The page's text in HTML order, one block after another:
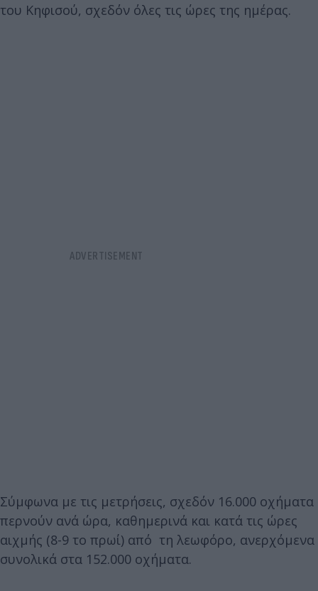
του Κηφισού, σχεδόν όλες τις ώρες της ημέρας.
Σύμφωνα με τις μετρήσεις, σχεδόν 16.000 οχήματα
περνούν ανά ώρα, καθημερινά και κατά τις ώρες
αιχμής (8-9 το πρωί) από τη λεωφόρο, ανερχόμενα
συνολικά στα 152.000 οχήματα.